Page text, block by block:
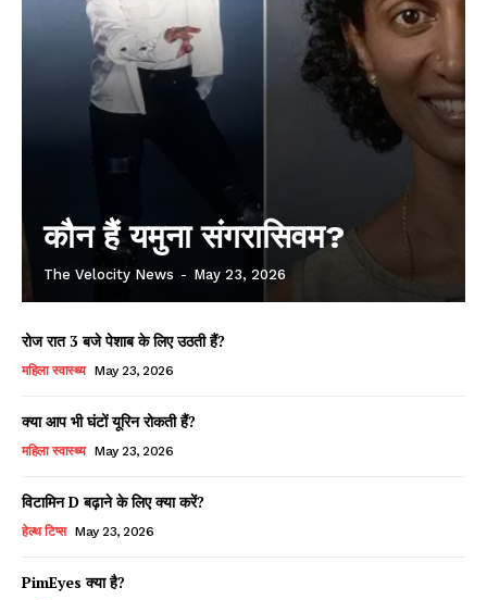
कौन हैं यमुना संगरासिवम?
The Velocity News - May 23, 2026
रोज रात 3 बजे पेशाब के लिए उठती हैं?
महिला स्वास्थ्य May 23, 2026
क्या आप भी घंटों यूरिन रोकती हैं?
महिला स्वास्थ्य May 23, 2026
विटामिन D बढ़ाने के लिए क्या करें?
हेल्थ टिप्स May 23, 2026
PimEyes क्या है?